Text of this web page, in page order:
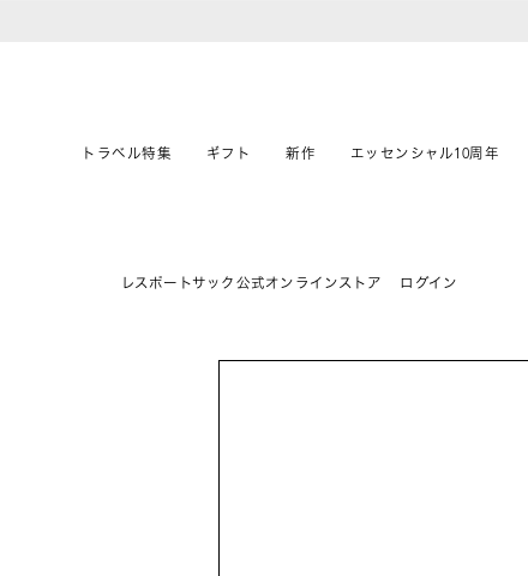
トラベル特集 ギフト 新作 エッセンシャル10周年
レスポートサック公式オンラインストア ログイン